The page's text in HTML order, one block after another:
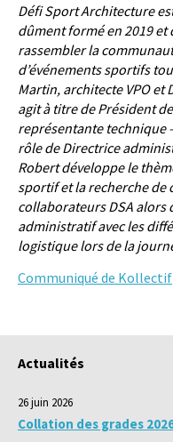
Défi Sport Architecture
dûment formé en 2019 et
rassembler la
d’événements sportifs
Martin, architecte VPO et
agit à titre de Président
représentante technique
rôle de Directrice
Robert développe le
sportif et la recherche de
collaborateurs DSA alors
administratif avec les
logistique lors de la
Communiqué de Kollectif
Actualités
26 juin 2026
Collation des grades